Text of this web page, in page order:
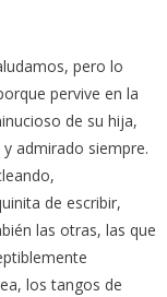
pero lo
pervive en la
de su hija,
admirado siempre.
de escribir,
las otras, las que
los tangos de